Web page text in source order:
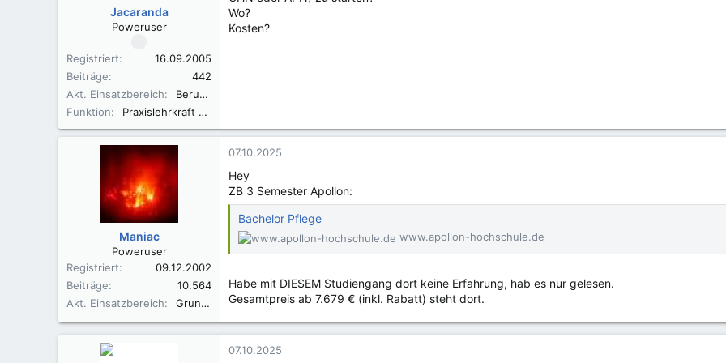
Jacaranda
Poweruser
Registriert
16.09.2005
Beiträge
442
Akt. Einsatzbereich
Berufsfachschule und KH
Funktion
Praxislehrkraft BFS
Wo?
Kosten?
Maniac
Poweruser
Registriert
09.12.2002
Beiträge
10.564
Akt. Einsatzbereich
Grund- und Regel Akutkrankenhaus
07.10.2025
Hey
ZB 3 Semester Apollon:
Bachelor Pflege
www.apollon-hochschule.de
Habe mit DIESEM Studiengang dort keine Erfahrung, hab es nur gelesen.
Gesamtpreis ab 7.679 € (inkl. Rabatt) steht dort.
07.10.2025